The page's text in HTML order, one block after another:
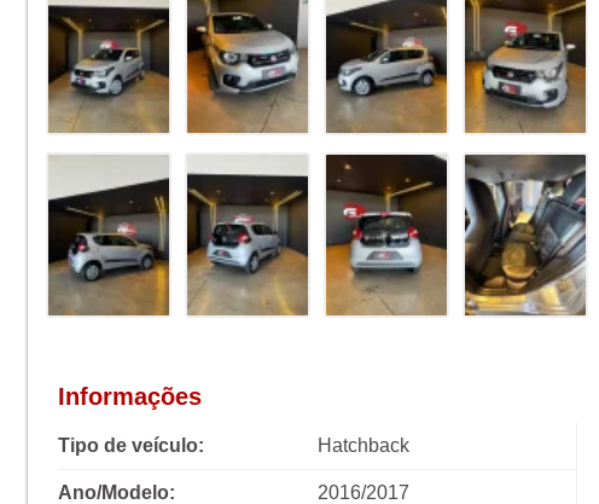
Informações
Tipo de veículo: Hatchback
Ano/Modelo: 2016/2017